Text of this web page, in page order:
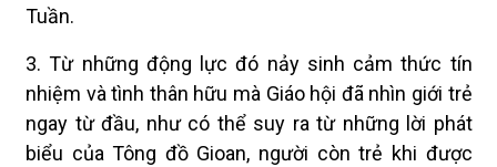
Tuần.
3. Từ những động lực đó nảy sinh cảm thức tín
nhiệm và tình thân hữu mà Giáo hội đã nhìn giới trẻ
ngay từ đầu, như có thể suy ra từ những lời phát
biểu của Tông đồ Gioan, người còn trẻ khi được